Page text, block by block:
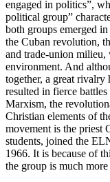
engaged in politics”,
political group”
both groups emerged
the Cuban revolution,
and trade-union
environment. And
together, a great rivalry
resulted in fierce
Marx­ism, the
Christian elements of
movement is the priest
students, joined the
1966. It is because of
the group is much